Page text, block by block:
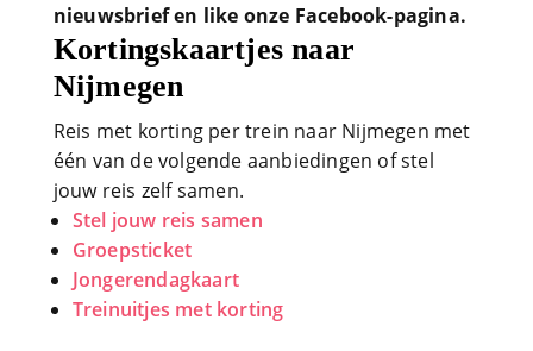
nieuwsbrief en like onze Facebook-pagina.
Kortingskaartjes naar
Nijmegen
Reis met korting per trein naar Nijmegen met
één van de volgende aanbiedingen of stel
jouw reis zelf samen.
Stel jouw reis samen
Groepsticket
Jongerendagkaart
Treinuitjes met korting